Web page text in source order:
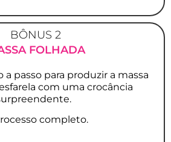
BÔNUS 2
FOLHADA
a passo para produzir a massa
com uma crocância
completo.